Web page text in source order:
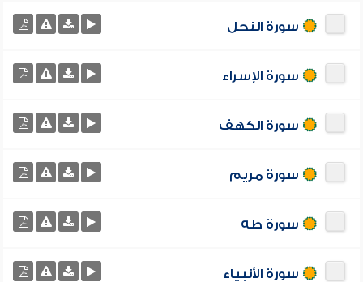
سورة النحل
سورة الإسراء
سورة الكهف
سورة مريم
سورة طه
سورة الأنبياء